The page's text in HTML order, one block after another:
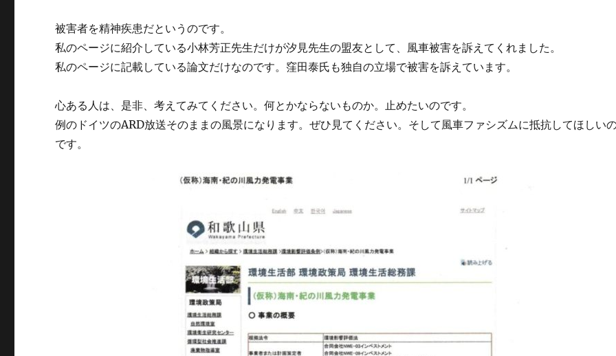
被害者を精神疾患だというのです。
私のページに紹介している小林芳正先生だけが汐見先生の盟友として、風車被害を訴えてくれました。
私のページに記載している論文だけなのです。窪田泰氏も独自の立場で被害を訴えています。
心ある人は、是非、考えてみてください。何とかならないものか。止めたいのです。
例のドイツのARD放送そのままの風景になります。ぜひ見てください。そして風車ファシズムに抵抗してほしい
です。